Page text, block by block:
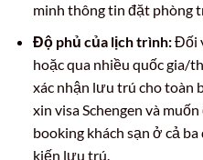
minh thông tin đặt phòng
Độ phủ của lịch trình:Đối
hoặc qua nhiều quốc gia/
xác nhận lưu trú cho toàn
xin visa Schengen và
booking khách sạn ở cả
kiến lưu trú.